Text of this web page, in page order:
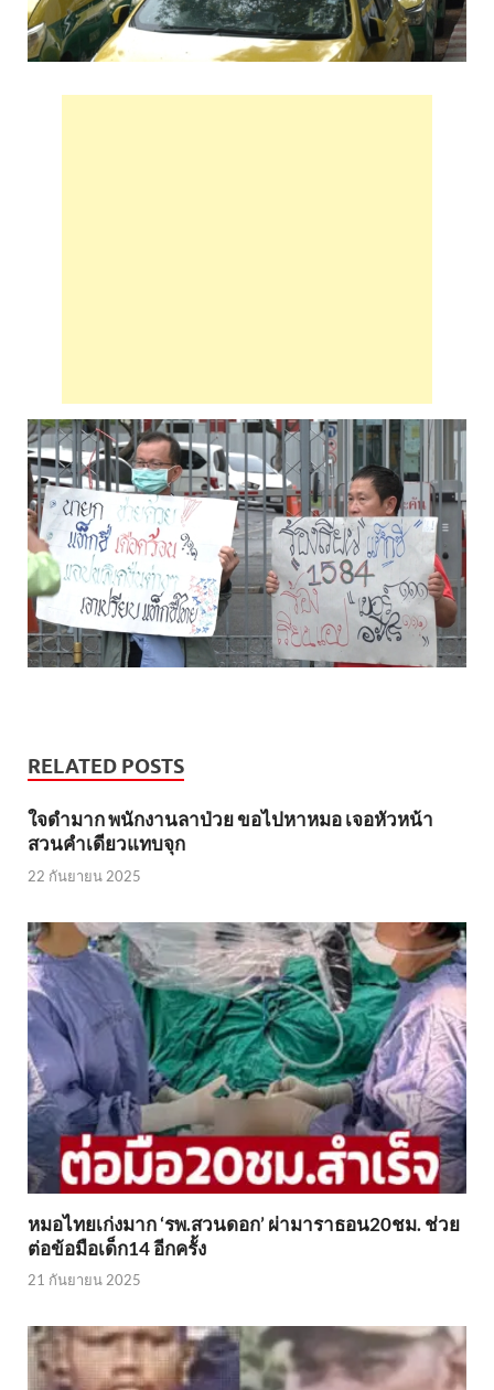
RELATED POSTS
ใจดำมาก พนักงานลาป่วย ขอไปหาหมอ เจอหัวหน้า
สวนคำเดียวแทบจุก
22 กันยายน 2025
หมอไทยเก่งมาก ‘รพ.สวนดอก’ ผ่ามาราธอน20ชม. ช่วย
ต่อข้อมือเด็ก14 อีกครั้ง
21 กันยายน 2025